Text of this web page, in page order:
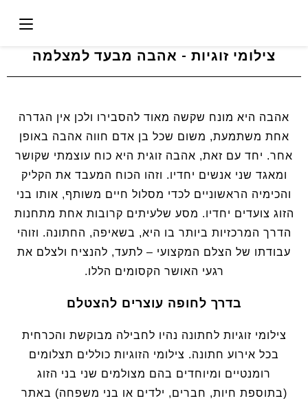
צילומי זוגיות - אהבה מבעד למצלמה
אהבה היא מונח שקשה מאוד להסבירו ולכן אין הגדרה
אחת משתמעת, משום שכל בן אדם חווה אהבה באופן
אחר. יחד עם זאת, אהבה זוגית היא כוח עוצמתי שקושר
ומאגד שני אנשים יחדיו. וזהו הכוח המעבד את הקליק
והכימיה הראשוניים לכדי מסלול חיים משותף, אותו בני
הזוג צועדים יחדיו. מסע שלעיתים קרובות אחת מתחנות
הדרך המרכזיות ביותר בו היא, בשאיפה, החתונה. וזוהי
עבודתו של הצלם המקצועי – לתעד, להנציח ולצלם את
רגעי האושר הקסומים הללו.
בדרך לחופה עוצרים להצטלם
צילומי זוגיות לחתונה נהיו לחבילה מבוקשת והכרחית
בכל אירוע חתונה. צילומי הזוגיות כוללים תצלומים
רומנטיים ומיוחדים בהם מצולמים שני בני הזוג
(בתוספת חיות, חברים, ילדים או בני משפחה) באתר